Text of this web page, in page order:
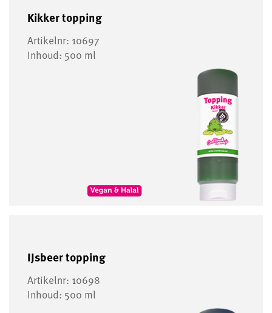
Kikker topping
Artikelnr: 10697
Inhoud: 500 ml
IJsbeer topping
Artikelnr: 10698
Inhoud: 500 ml